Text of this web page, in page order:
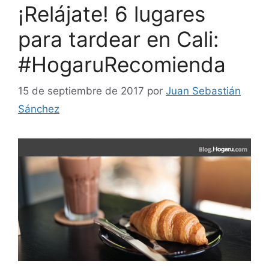
¡Relájate! 6 lugares
para tardear en Cali:
#HogaruRecomienda
15 de septiembre de 2017 por Juan Sebastián
Sánchez